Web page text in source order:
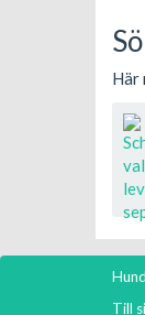
Här
Till